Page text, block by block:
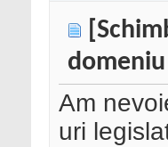
domeniu
Am
uri